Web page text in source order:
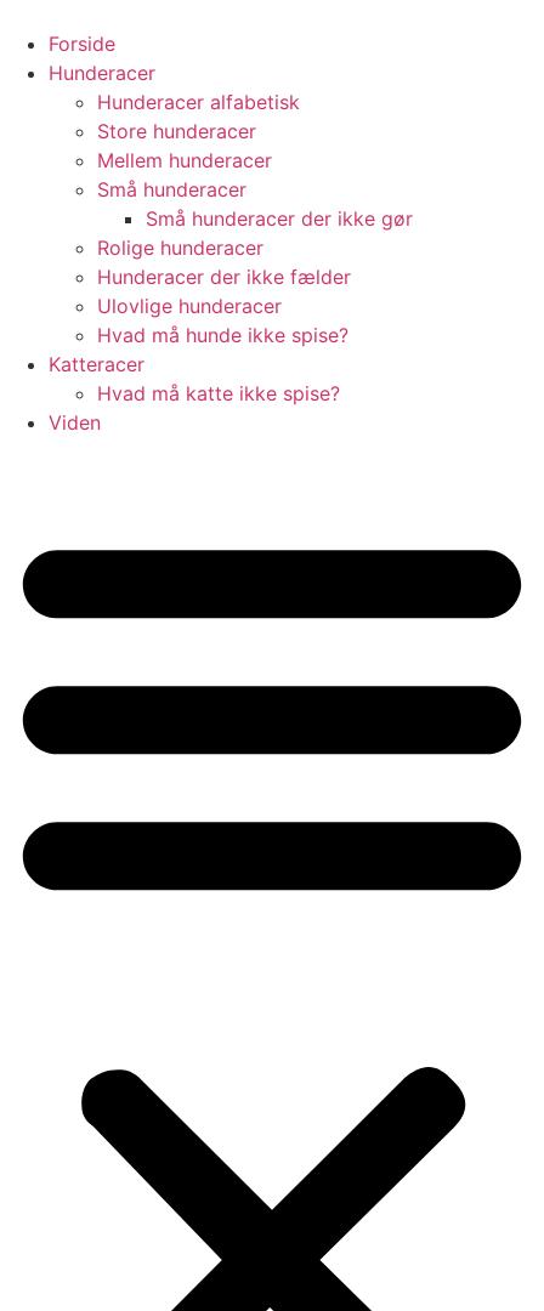
indhold
Forside
Hunderacer
Hunderacer alfabetisk
Store hunderacer
Mellem hunderacer
Små hunderacer
Små hunderacer der ikke gør
Rolige hunderacer
Hunderacer der ikke fælder
Ulovlige hunderacer
Hvad må hunde ikke spise?
Katteracer
Hvad må katte ikke spise?
Viden